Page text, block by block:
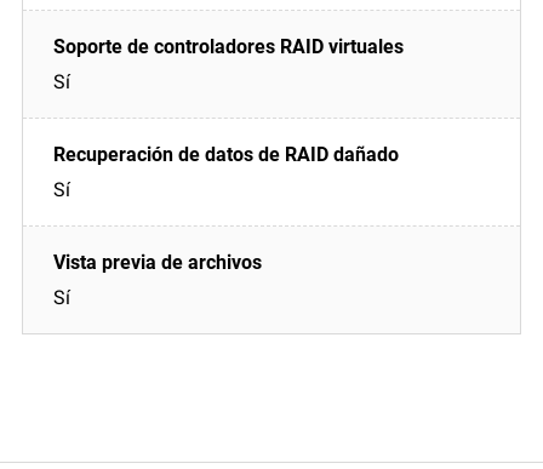
Sí
Sí
Sí